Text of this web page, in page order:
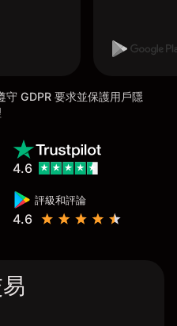
GDPR 要求並保護用戶隱
評級和評論
4.6
4.6